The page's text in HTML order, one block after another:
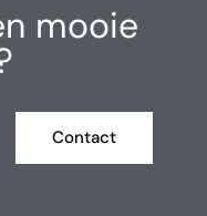
mooie
Contact